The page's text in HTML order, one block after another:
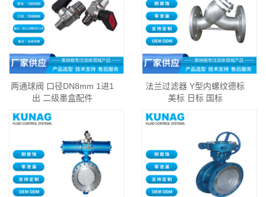
两通球阀 口径DN8mm 1进1
出 二级墨盒配件
法兰过滤器 Y型内螺纹德标
美标 日标 国标